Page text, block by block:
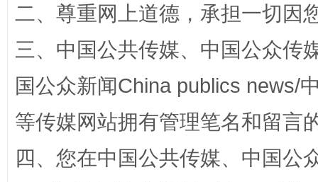
阿坝州三大球赛在茂县开幕 规模
二、尊重网上道德，承担一切因
三、中国公共传媒、中国公众传
国公众新闻China publics news/
等传媒网站拥有管理笔名和留言
四、您在中国公共传媒、中国公